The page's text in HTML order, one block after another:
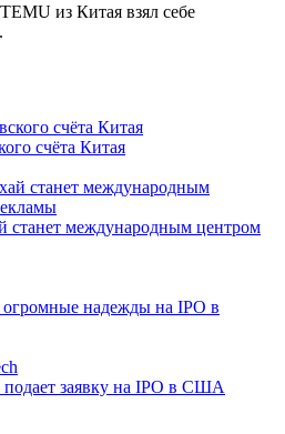
из Китая взял себе
счёта Китая
станет международным центром
огромные надежды на IPO в
заявку на IPO в США